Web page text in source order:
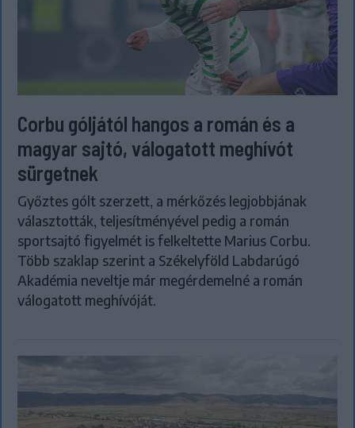
Corbu góljától hangos a román és a
magyar sajtó, válogatott meghívót
sürgetnek
Győztes gólt szerzett, a mérkőzés legjobbjának
választották, teljesítményével pedig a román
sportsajtó figyelmét is felkeltette Marius Corbu.
Több szaklap szerint a Székelyföld Labdarúgó
Akadémia neveltje már megérdemelné a román
válogatott meghívóját.